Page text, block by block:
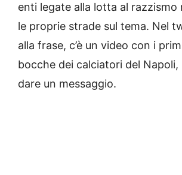
enti legate alla lotta al razzismo
le proprie strade sul tema. Nel
alla frase, c’è un video con i
bocche dei calciatori del Napoli,
dare un messaggio.